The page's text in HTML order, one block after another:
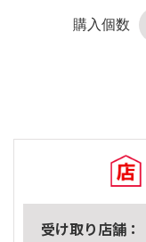
購入個数
受け取り店舗：